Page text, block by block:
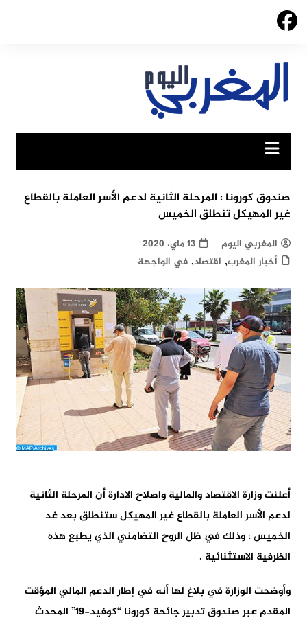
Skip
صندوق كورونا : المرحلة الثانية لدعم الأسر العاملة بالقطاع
غير المهيكل تنطلق الخميس
المغربي اليوم
13 ماي، 2020
أخبار المغرب, اقتصاد, في الواجهة
أعلنت وزارة الاقتصاد والمالية واصلاح الادارة أن المرحلة الثانية
لدعم الأسر العاملة بالقطاع غير المهيكل ستنطلق بعد غد
الخميس ، وذلك في ظل الروح التضامني الذي يطبع هذه
الظرفية الاستثنائية .
وأوضحت الوزارة في بلاغ لها أنه في إطار الدعم المالي المؤقت
المقدم عبر صندوق تدبير جائحة كورونا “كوفيد-19” المحدث